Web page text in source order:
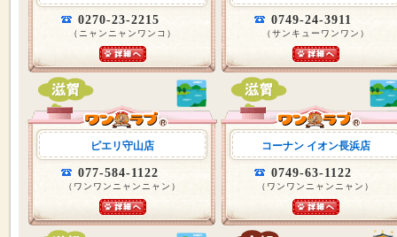
0270-23-2215
（ニャンニャンワンコ）
0749-24-3911
（サンキューワンワン）
ピエリ守山店
077-584-1122
（ワンワンニャンニャン）
コーナン イオン長浜店
0749-63-1122
（ワンワンニャンニャン）